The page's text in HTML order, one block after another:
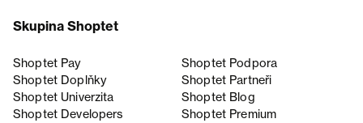
Skupina Shoptet
Shoptet Pay
Shoptet Podpora
Shoptet Doplňky
Shoptet Partneři
Shoptet Univerzita
Shoptet Blog
Shoptet Developers
Shoptet Premium